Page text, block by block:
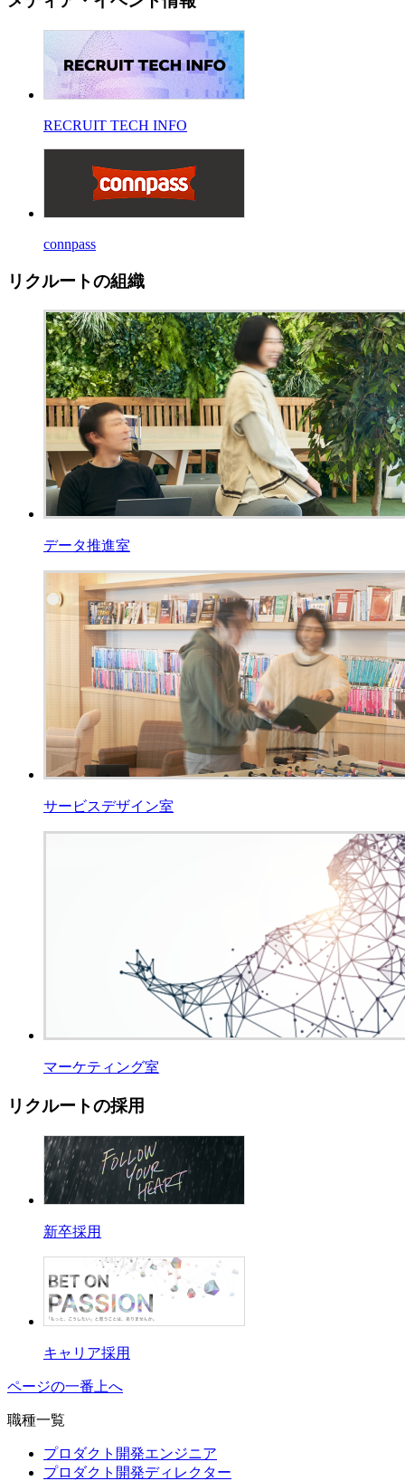
RECRUIT TECH INFO
connpass
リクルートの組織
データ推進室
サービスデザイン室
マーケティング室
リクルートの採用
新卒採用
キャリア採用
ページの一番上へ
職種一覧
プロダクト開発エンジニア
プロダクト開発ディレクター